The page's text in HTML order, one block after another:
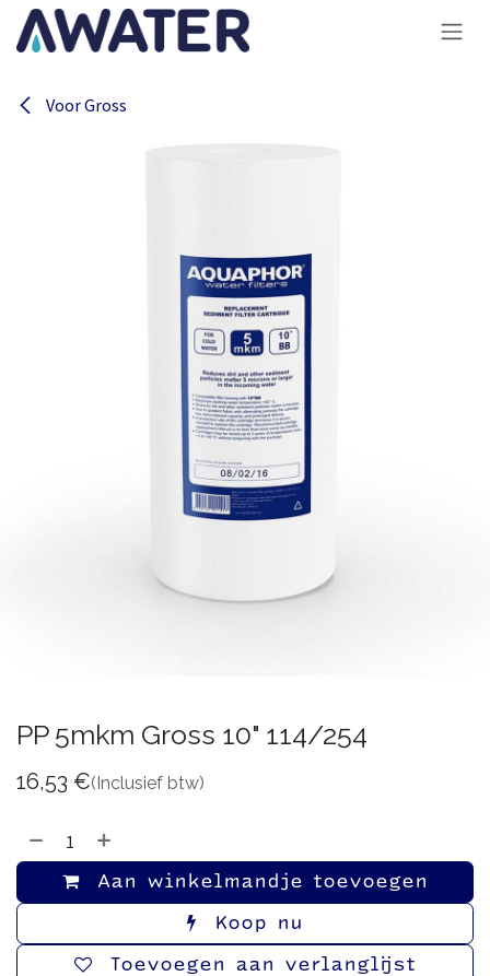
Overslaan naar inhoud
Voor Gross
PP 5mkm Gross 10" 114/254
16,53 €(Inclusief btw)
Aan winkelmandje toevoegen
Koop nu
Toevoegen aan verlanglijst